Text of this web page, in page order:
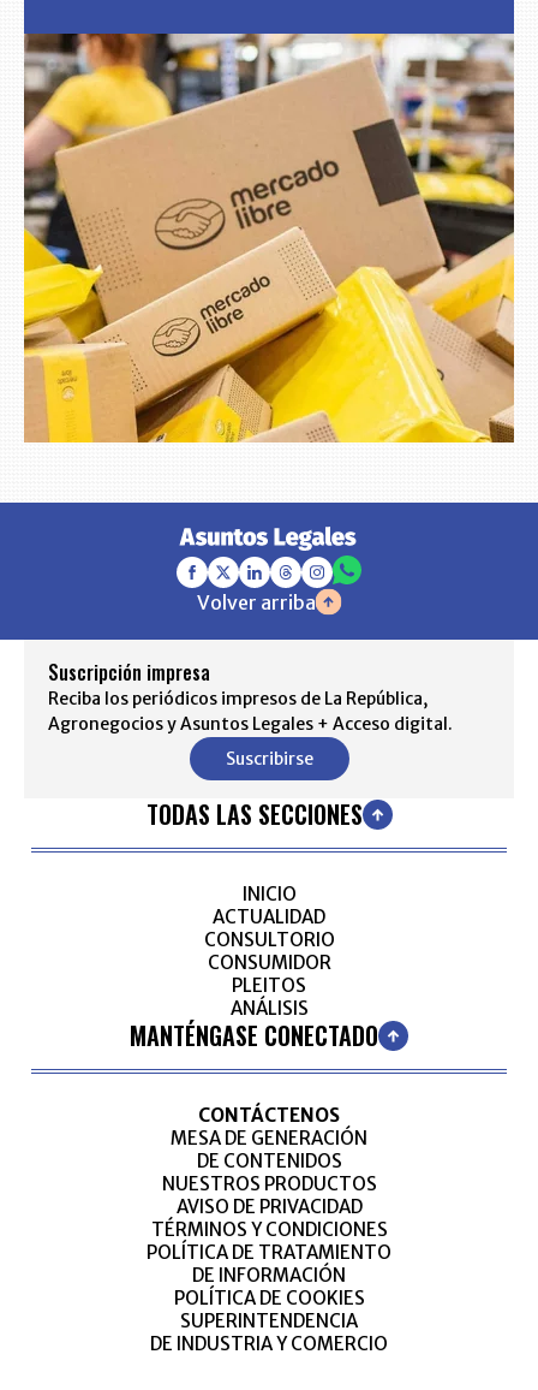
Volver arriba
Suscripción impresa
Reciba los periódicos impresos de La República,
Agronegocios y Asuntos Legales + Acceso digital.
Suscribirse
TODAS LAS SECCIONES
INICIO
ACTUALIDAD
CONSULTORIO
CONSUMIDOR
PLEITOS
ANÁLISIS
MANTÉNGASE CONECTADO
CONTÁCTENOS
MESA DE GENERACIÓN
DE CONTENIDOS
NUESTROS PRODUCTOS
AVISO DE PRIVACIDAD
TÉRMINOS Y CONDICIONES
POLÍTICA DE TRATAMIENTO
DE INFORMACIÓN
POLÍTICA DE COOKIES
SUPERINTENDENCIA
DE INDUSTRIA Y COMERCIO